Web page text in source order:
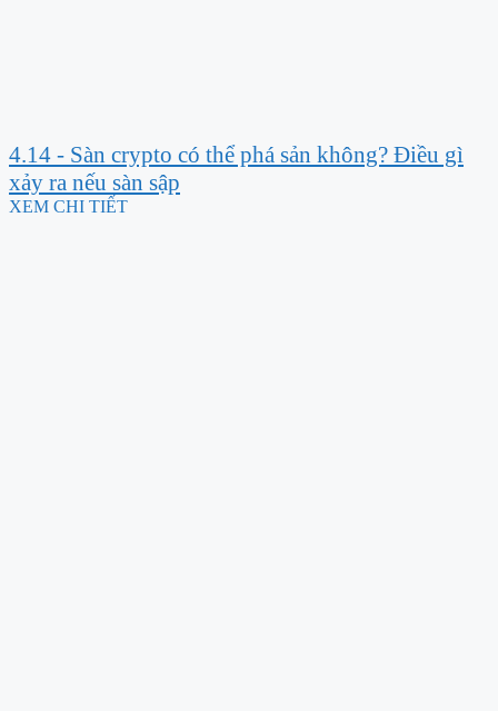
4.14 - Sàn crypto có thể phá sản không? Điều gì
xảy ra nếu sàn sập
XEM CHI TIẾT